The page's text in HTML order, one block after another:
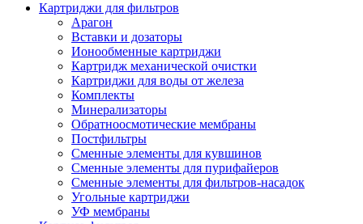
Картриджи для фильтров
Арагон
Вставки и дозаторы
Ионообменные картриджи
Картридж механической очистки
Картриджи для воды от железа
Комплекты
Минерализаторы
Обратноосмотические мембраны
Постфильтры
Сменные элементы для кувшинов
Сменные элементы для пурифайеров
Сменные элементы для фильтров-насадок
Угольные картриджи
УФ мембраны